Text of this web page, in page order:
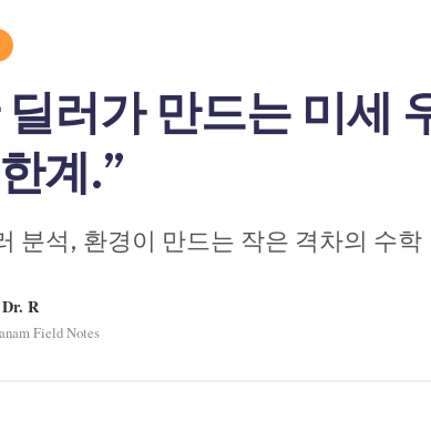
딜러가 만드는 미세
계.”
분석, 환경이 만드는 작은 격차의 수학
R
Field Notes